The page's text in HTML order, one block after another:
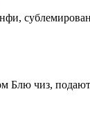
Блю чиз,